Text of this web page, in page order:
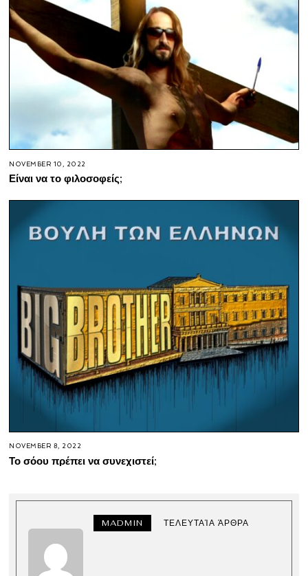
NOVEMBER 10, 2022
Είναι να το φιλοσοφείς;
NOVEMBER 8, 2022
Το σόου πρέπει να συνεχιστεί;
MADMIN ΤΕΛΕΥΤΑΊΑ ΆΡΘΡΑ